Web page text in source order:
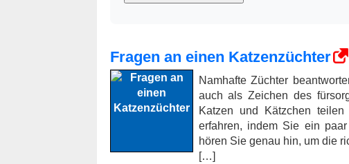
Fragen an einen Katzenzüchter
Namhafte Züchter
auch als Zeichen des
Katzen und Kätzchen
erfahren, indem Sie ein
hören Sie genau hin, um die
[…]